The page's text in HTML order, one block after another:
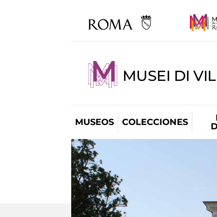
MUSEI DI
MUSEOS COLECCIONES